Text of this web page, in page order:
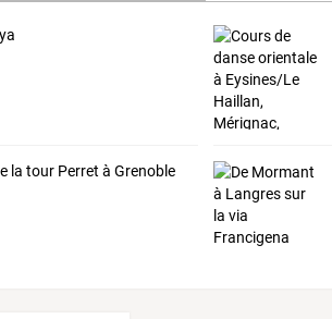
la tour Perret à Grenoble